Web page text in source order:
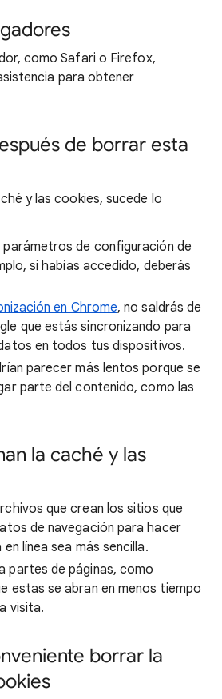
como Safari o Firefox,
para obtener
de borrar esta
y las cookies, sucede lo
parámetros de configuración de
si habías accedido, deberás
en Chrome, no saldrás de
que estás sincronizando para
en todos tus dispositivos.
parecer más lentos porque se
parte del contenido, como las
la caché y las
que crean los sitios que
de navegación para hacer
línea sea más sencilla.
partes de páginas, como
estas se abran en menos tiempo
visita.
borrar la